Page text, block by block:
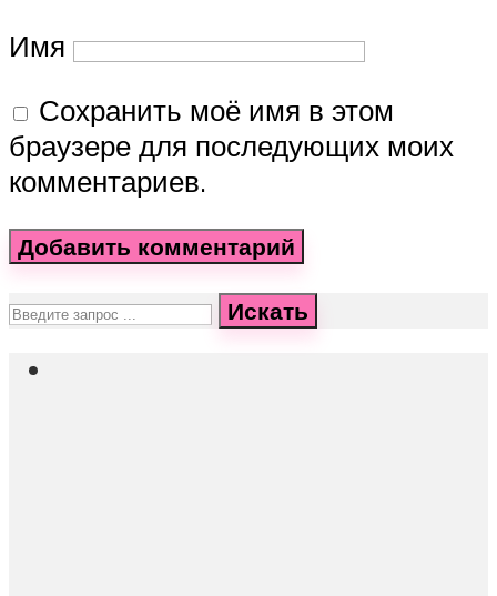
Имя
Сохранить моё имя в этом
браузере для последующих моих
комментариев.
Искать